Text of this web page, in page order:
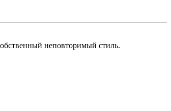
неповторимый стиль.